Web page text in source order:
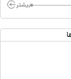
بیشتر